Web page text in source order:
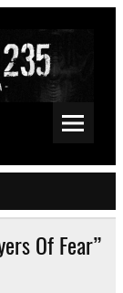
Space, Drone
Of Fear”